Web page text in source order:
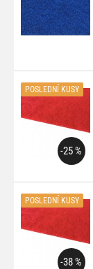
-25 %
POSLEDNÍ KUSY
-38 %
POSLEDNÍ KUSY